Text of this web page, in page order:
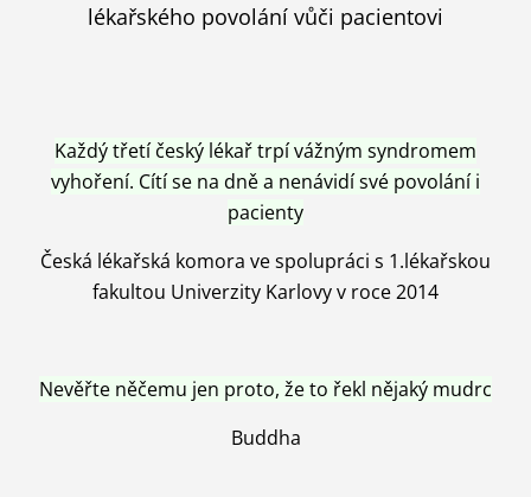
lékařského povolání vůči pacientovi
Každý třetí český lékař trpí vážným syndromem
vyhoření. Cítí se na dně a nenávidí své povolání i
pacienty
Česká lékařská komora ve spolupráci s 1.lékařskou
fakultou Univerzity Karlovy v roce 2014
Nevěřte něčemu jen proto, že to řekl nějaký mudrc
Buddha